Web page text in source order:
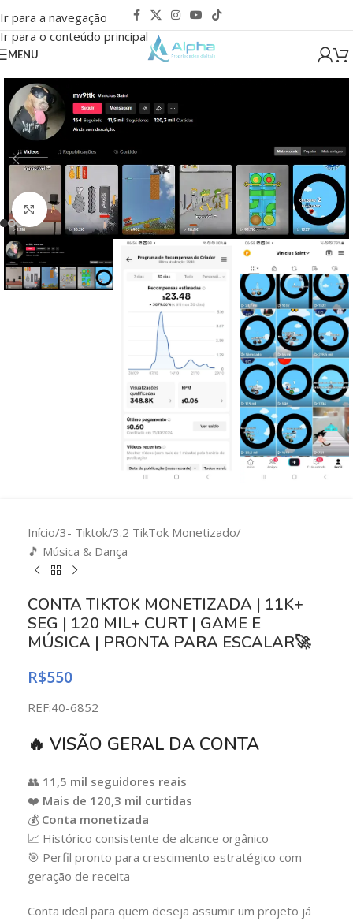
Ir para a navegação
Ir para o conteúdo principal
MENU
Clique para ampliar
Início/3- Tiktok/3.2 TikTok Monetizado/
🎵 Música & Dança
CONTA TIKTOK MONETIZADA | 11K+
SEG | 120 MIL+ CURT | GAME E
MÚSICA | PRONTA PARA ESCALAR🚀
R$550
REF:40-6852
🔥 VISÃO GERAL DA CONTA
👥 11,5 mil seguidores reais
❤️ Mais de 120,3 mil curtidas
💰 Conta monetizada
📈 Histórico consistente de alcance orgânico
🎯 Perfil pronto para crescimento estratégico com
geração de receita
Conta ideal para quem deseja assumir um projeto já